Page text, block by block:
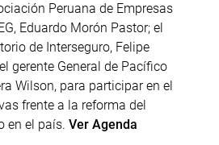
Peruana de Empresas
Eduardo Morón Pastor; el
de Interseguro, Felipe
gerente General de Pacífico
Wilson, para participar en el
frente a la reforma del
en el país. Ver Agenda